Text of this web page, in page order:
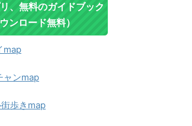
、無料のガイドブック
ンロード無料）
map
ャンmap
歩きmap